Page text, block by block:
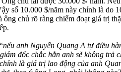
số 10.000 $/năm này chính là do
ông chủ rõ ràng chiếm đoạt giá trị
nếu anh Nguyễn Quang A tự điều
đốc chắc hẳn anh sẽ không trả
là giá trị lao động của anh